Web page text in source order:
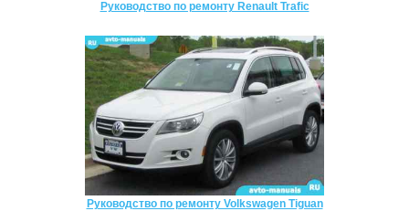
Руководство по ремонту Renault Trafic
Руководство по ремонту Volkswagen Tiguan